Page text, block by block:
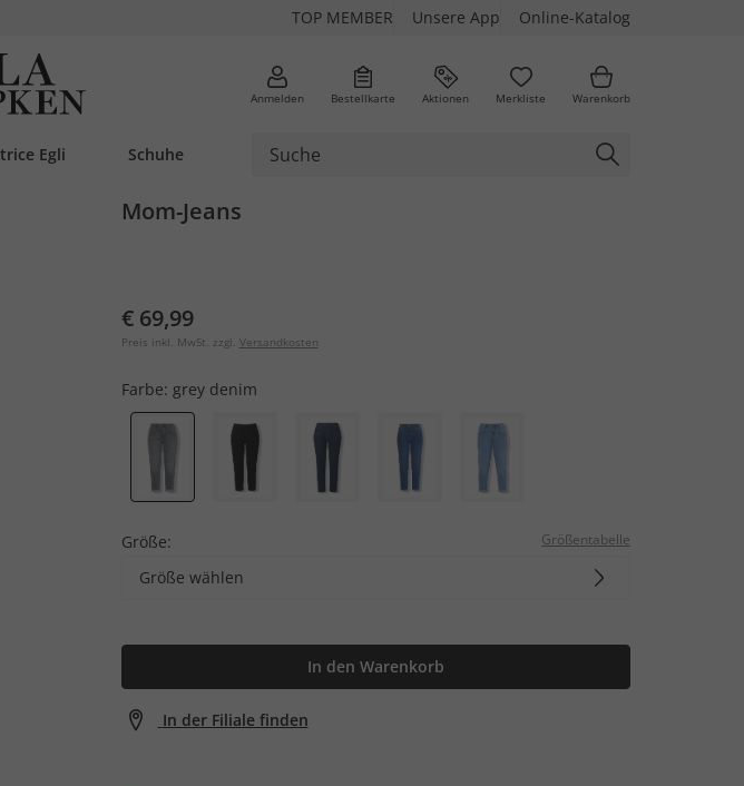
TOP MEMBER Unsere App Online-Katalog
Anmelden Bestellkarte Aktionen Merkliste Warenkorb
Egli Schuhe
Mom-Jeans
€ 69,99
Preis inkl. MwSt. zzgl. Versandkosten
Farbe: grey denim
Größe: Größentabelle
Größe wählen
In den Warenkorb
In der Filiale finden